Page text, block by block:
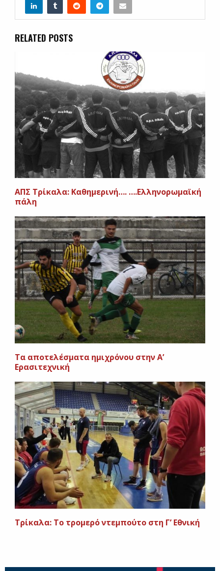
RELATED POSTS
ΑΠΣ Τρίκαλα: Καθημερινή…. ….Ελληνορωμαϊκή
πάλη
Τα αποτελέσματα ημιχρόνου στην Α’
Ερασιτεχνική
Τρίκαλα: Το τρομερό ντεμπούτο στη Γ’ Εθνική